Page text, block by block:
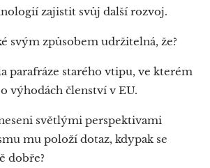
zajistit svůj další rozvoj.
svým způsobem udržitelná, že?
parafráze starého vtipu, ve kterém
výhodách členství v EU.
světlými perspektivami
mu položí dotaz, kdypak se
dobře?